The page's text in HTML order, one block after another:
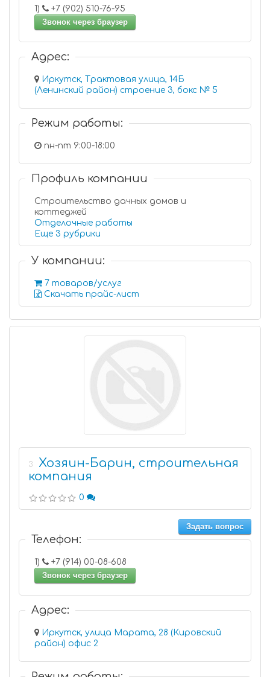
1)
+7 (902) 510-76-95
Звонок через браузер
Адрес:
Иркутск, Трактовая улица, 14Б
(Ленинский район) строение 3, бокс № 5
Режим работы:
пн-пт 9:00-18:00
Профиль компании
Строительство дачных домов и
коттеджей
Отделочные работы
Еще 3 рубрики
У компании:
7 товаров/услуг
Скачать прайс-лист
3
Хозяин-Барин, строительная
компания
0
Задать вопрос
Телефон:
1)
+7 (914) 00-08-608
Звонок через браузер
Адрес:
Иркутск, улица Марата, 28 (Кировский
район) офис 2